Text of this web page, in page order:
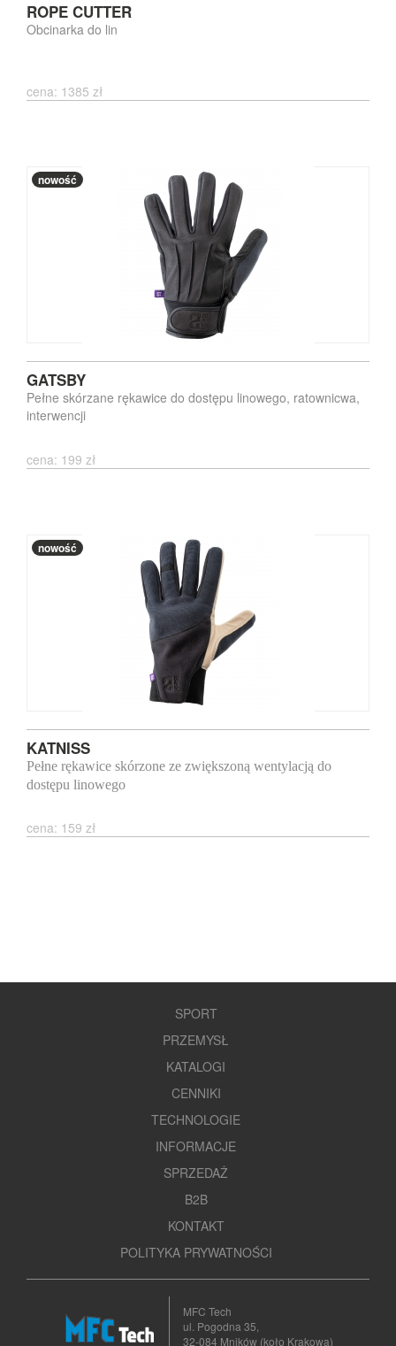
ROPE CUTTER
Obcinarka do lin
cena: 1385 zł
nowość
GATSBY
Pełne skórzane rękawice do dostępu linowego, ratownicwa,
interwencji
cena: 199 zł
nowość
KATNISS
Pełne rękawice skórzone ze zwiększoną wentylacją do
dostępu linowego
cena: 159 zł
SPORT
PRZEMYSŁ
KATALOGI
CENNIKI
TECHNOLOGIE
INFORMACJE
SPRZEDAŻ
B2B
KONTAKT
POLITYKA PRYWATNOŚCI
MFC Tech
ul. Pogodna 35,
32-084 Mników (koło Krakowa)